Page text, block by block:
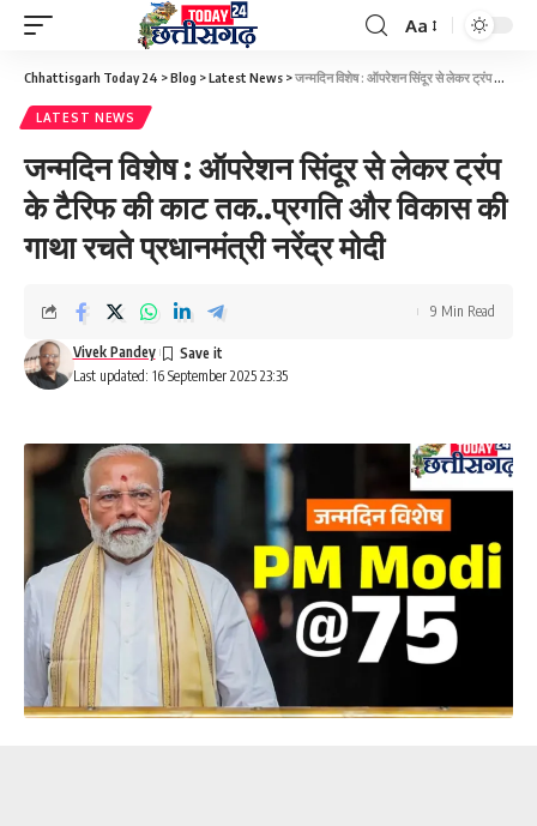
Font
Resizer
Aa
Chhattisgarh Today 24 >Blog >Latest News >जन्मदिन विशेष : ऑपरेशन सिंदूर से लेकर ट्रंप के टैरिफ की काट तक..प्रगति और विकास की गाथा रचते प्रधानमंत्री नरेंद्र मोदी
LATEST NEWS
जन्मदिन विशेष : ऑपरेशन सिंदूर से लेकर ट्रंप
के टैरिफ की काट तक..प्रगति और विकास की
गाथा रचते प्रधानमंत्री नरेंद्र मोदी
Last updated: 16 September 2025 23:35
Vivek Pandey
9 Min Read